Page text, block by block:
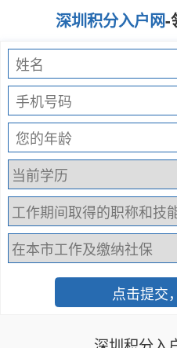
深圳积分入户网-